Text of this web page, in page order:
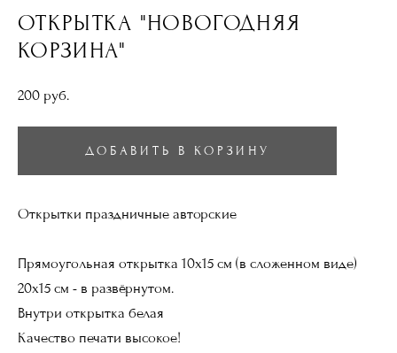
ОТКРЫТКА "НОВОГОДНЯЯ
КОРЗИНА"
200 pуб.
ДОБАВИТЬ В КОРЗИНУ
Открытки праздничные авторские
Прямоугольная открытка 10х15 см (в сложенном виде)
20х15 см - в развёрнутом.
Внутри открытка белая
Качество печати высокое!